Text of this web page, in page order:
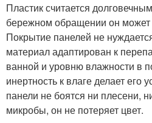
Пластик считается
бережном обращении он может
Покрытие панелей не
материал адаптирован к
ванной и уровню влажности в
инертность к влаге делает его
панели не боятся ни плесени,
микробы, он не потеряет цвет.